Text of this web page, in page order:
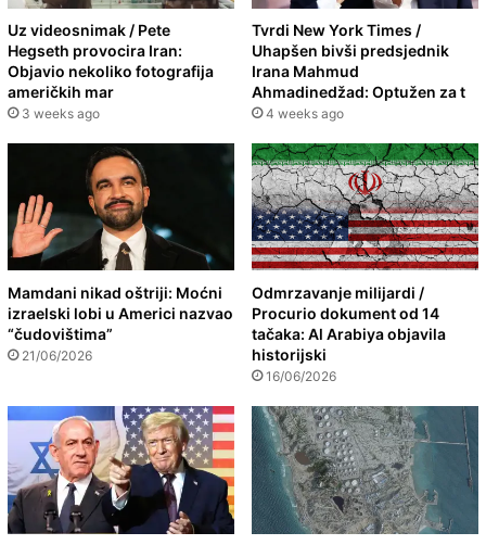
Uz videosnimak / Pete
Hegseth provocira Iran:
Objavio nekoliko fotografija
američkih mar
3 weeks ago
Tvrdi New York Times /
Uhapšen bivši predsjednik
Irana Mahmud
Ahmadinedžad: Optužen za t
4 weeks ago
Mamdani nikad oštriji: Moćni
izraelski lobi u Americi nazvao
“čudovištima”
21/06/2026
Odmrzavanje milijardi /
Procurio dokument od 14
tačaka: Al Arabiya objavila
historijski
16/06/2026